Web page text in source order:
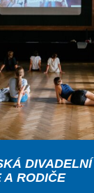
A RODIČE